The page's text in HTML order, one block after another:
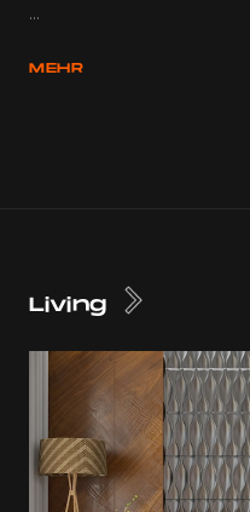
...
MEHR
Living